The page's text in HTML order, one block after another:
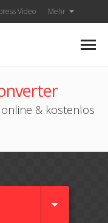
Video Mehr
& kostenlos